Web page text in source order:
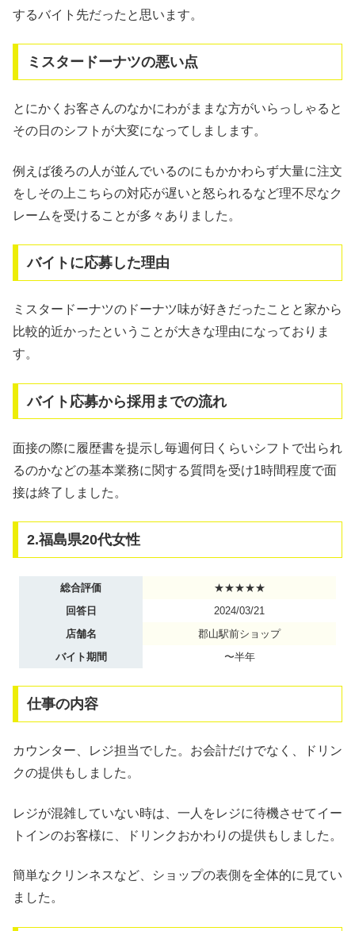
するバイト先だったと思います。
ミスタードーナツの悪い点
とにかくお客さんのなかにわがままな方がいらっしゃると
その日のシフトが大変になってしまします。
例えば後ろの人が並んでいるのにもかかわらず大量に注文
をしその上こちらの対応が遅いと怒られるなど理不尽なク
レームを受けることが多々ありました。
バイトに応募した理由
ミスタードーナツのドーナツ味が好きだったことと家から
比較的近かったということが大きな理由になっておりま
す。
バイト応募から採用までの流れ
面接の際に履歴書を提示し毎週何日くらいシフトで出られ
るのかなどの基本業務に関する質問を受け1時間程度で面
接は終了しました。
2.福島県20代女性
総合評価
★★★★★
回答日
2024/03/21
店舗名
郡山駅前ショップ
バイト期間
〜半年
仕事の内容
カウンター、レジ担当でした。お会計だけでなく、ドリン
クの提供もしました。
レジが混雑していない時は、一人をレジに待機させてイー
トインのお客様に、ドリンクおかわりの提供もしました。
簡単なクリンネスなど、ショップの表側を全体的に見てい
ました。